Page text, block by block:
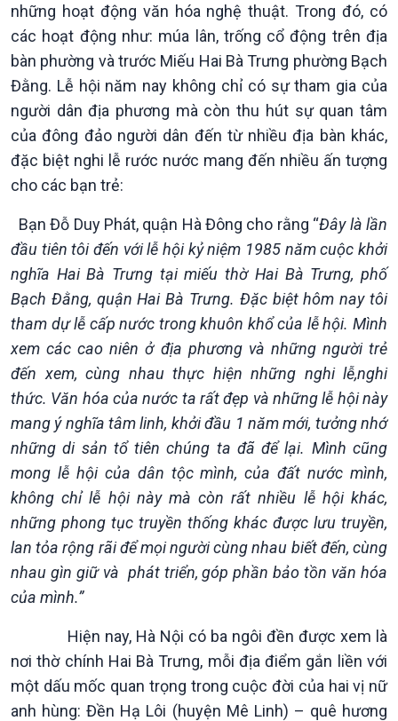
Văn hoá & Du lịch
Tin Văn hoá & Du lịch
Chát với người nổi tiếng
Câu chuyện Thể thao
Multimedia
Video
Infographic
E-Magazine
Góc nhìn VOV1
Bình luận
10 phút Sự kiện - Luận bàn
Câu chuyện thời sự
những hoạt động văn hóa nghệ thuật. Trong đó, có
các hoạt động như: múa lân, trống cổ động trên địa
bàn phường và trước Miếu Hai Bà Trưng phường Bạch
Đằng. Lễ hội năm nay không chỉ có sự tham gia của
người dân địa phương mà còn thu hút sự quan tâm
của đông đảo người dân đến từ nhiều địa bàn khác,
đặc biệt nghi lễ rước nước mang đến nhiều ấn tượng
cho các bạn trẻ:
Bạn Đỗ Duy Phát, quận Hà Đông cho rằng “Đây là lần
đầu tiên tôi đến với lễ hội kỷ niệm 1985 năm cuộc khởi
nghĩa Hai Bà Trưng tại miếu thờ Hai Bà Trưng, phố
Bạch Đằng, quận Hai Bà Trưng. Đặc biệt hôm nay tôi
tham dự lễ cấp nước trong khuôn khổ của lễ hội. Mình
xem các cao niên ở địa phương và những người trẻ
đến xem, cùng nhau thực hiện những nghi lễ,nghi
thức. Văn hóa của nước ta rất đẹp và những lễ hội này
mang ý nghĩa tâm linh, khởi đầu 1 năm mới, tưởng nhớ
những di sản tổ tiên chúng ta đã để lại. Mình cũng
mong lễ hội của dân tộc mình, của đất nước mình,
không chỉ lễ hội này mà còn rất nhiều lễ hội khác,
những phong tục truyền thống khác được lưu truyền,
lan tỏa rộng rãi để mọi người cùng nhau biết đến, cùng
nhau gìn giữ và phát triển, góp phần bảo tồn văn hóa
của mình.”
Hiện nay, Hà Nội có ba ngôi đền được xem là
nơi thờ chính Hai Bà Trưng, mỗi địa điểm gắn liền với
một dấu mốc quan trọng trong cuộc đời của hai vị nữ
anh hùng: Đền Hạ Lôi (huyện Mê Linh) – quê hương